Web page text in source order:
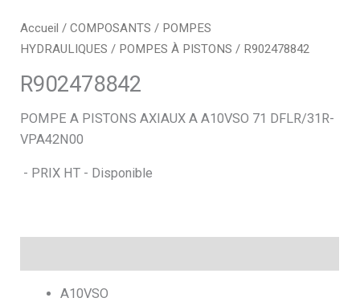
r
c
h
e
Accueil /COMPOSANTS / POMPES
HYDRAULIQUES / POMPES À PISTONS / R902478842
R902478842
POMPE A PISTONS AXIAUX A A10VSO 71 DFLR/31R-
VPA42N00
- PRIX HT - Disponible
A10VSO